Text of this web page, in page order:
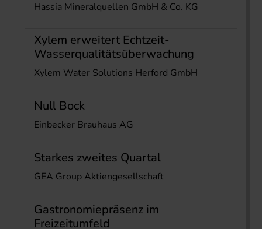
Hassia Mineralquellen GmbH & Co. KG
Xylem erweitert Echtzeit-
Wasserqualitätsüberwachung
Xylem Water Solutions Herford GmbH
Null Bock
Einbecker Brauhaus AG
Starkes zweites Quartal
GEA Group Aktiengesellschaft
Gastronomiepräsenz im
Freizeitumfeld